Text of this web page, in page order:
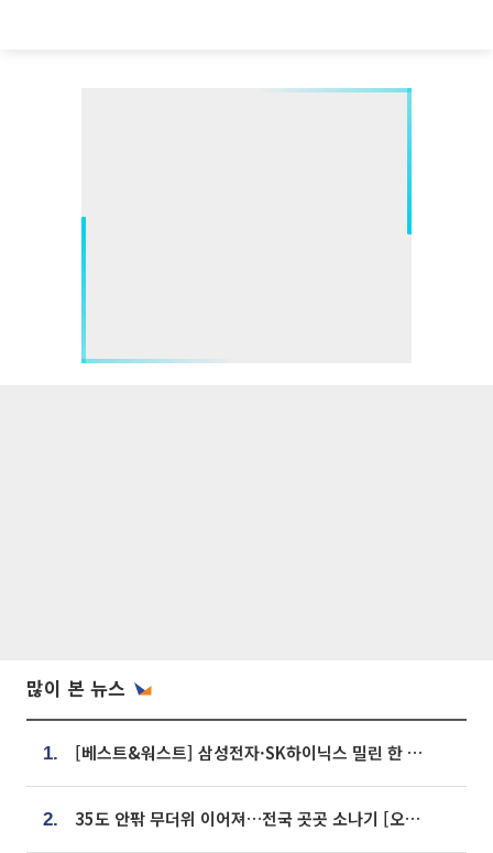
많이 본 뉴스
1. [베스트&워스트] 삼성전자·SK하이닉스 밀린 한 주…상상인증권은 85% 급등
2. 35도 안팎 무더위 이어져…전국 곳곳 소나기 [오늘 날씨]